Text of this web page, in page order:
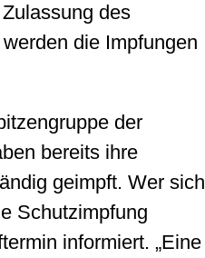
des
die Impfungen
der
bereits ihre
geimpft. Wer sich
Schutzimpfung
informiert. „Eine